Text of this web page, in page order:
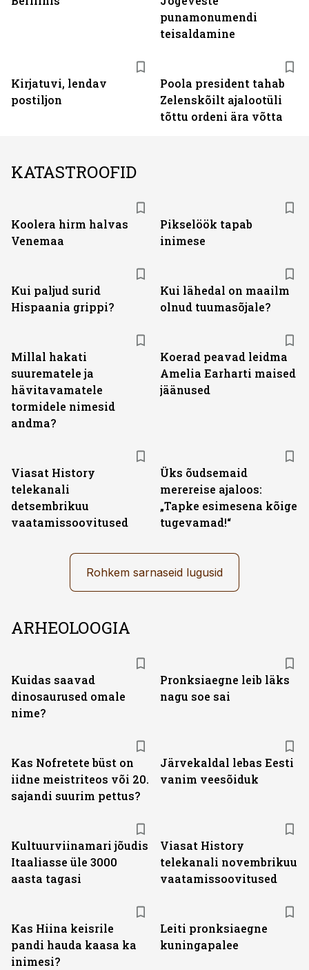
punamonumendi
teisaldamine
Kirjatuvi, lendav
postiljon
Poola president tahab
Zelenskõilt ajalootüli
tõttu ordeni ära võtta
KATASTROOFID
Koolera hirm halvas
Venemaa
Pikselöök tapab
inimese
Kui paljud surid
Hispaania grippi?
Kui lähedal on maailm
olnud tuumasõjale?
Millal hakati
suurematele ja
hävitavamatele
tormidele nimesid
andma?
Koerad peavad leidma
Amelia Earharti maised
jäänused
Viasat History
telekanali
detsembrikuu
vaatamissoovitused
Üks õudsemaid
merereise ajaloos:
„Tapke esimesena kõige
tugevamad!“
Rohkem sarnaseid lugusid
ARHEOLOOGIA
Kuidas saavad
dinosaurused omale
nime?
Pronksiaegne leib läks
nagu soe sai
Kas Nofretete büst on
iidne meistriteos või 20.
sajandi suurim pettus?
Järvekaldal lebas Eesti
vanim veesõiduk
Kultuurviinamari jõudis
Itaaliasse üle 3000
aasta tagasi
Viasat History
telekanali novembrikuu
vaatamissoovitused
Kas Hiina keisrile
pandi hauda kaasa ka
inimesi?
Leiti pronksiaegne
kuningapalee